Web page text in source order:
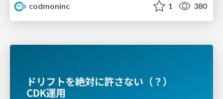
codmoninc
1 380